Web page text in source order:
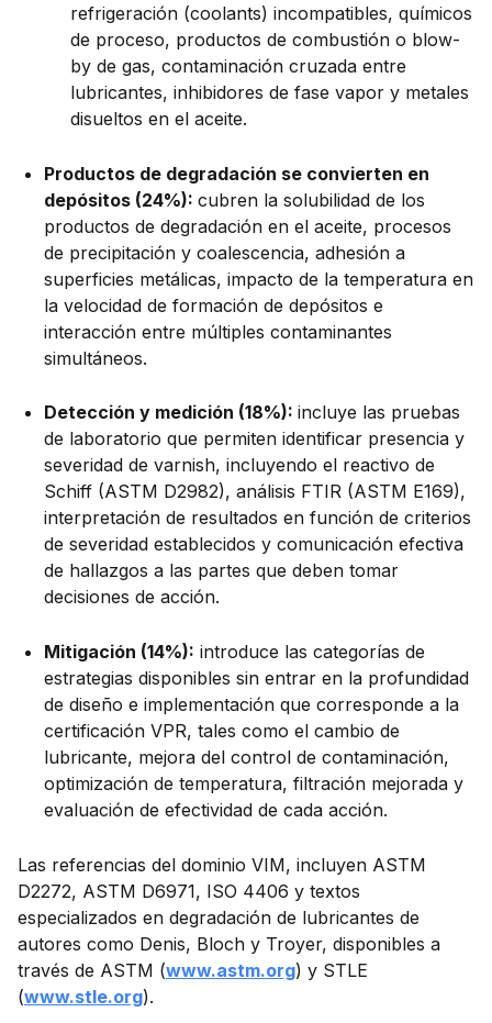
refrigeración (coolants) incompatibles, químicos
de proceso, productos de combustión o blow-
by de gas, contaminación cruzada entre
lubricantes, inhibidores de fase vapor y metales
disueltos en el aceite.
Productos de degradación se convierten en
depósitos (24%): cubren la solubilidad de los
productos de degradación en el aceite, procesos
de precipitación y coalescencia, adhesión a
superficies metálicas, impacto de la temperatura en
la velocidad de formación de depósitos e
interacción entre múltiples contaminantes
simultáneos.
Detección y medición (18%): incluye las pruebas
de laboratorio que permiten identificar presencia y
severidad de varnish, incluyendo el reactivo de
Schiff (ASTM D2982), análisis FTIR (ASTM E169),
interpretación de resultados en función de criterios
de severidad establecidos y comunicación efectiva
de hallazgos a las partes que deben tomar
decisiones de acción.
Mitigación (14%): introduce las categorías de
estrategias disponibles sin entrar en la profundidad
de diseño e implementación que corresponde a la
certificación VPR, tales como el cambio de
lubricante, mejora del control de contaminación,
optimización de temperatura, filtración mejorada y
evaluación de efectividad de cada acción.
Las referencias del dominio VIM, incluyen ASTM
D2272, ASTM D6971, ISO 4406 y textos
especializados en degradación de lubricantes de
autores como Denis, Bloch y Troyer, disponibles a
través de ASTM (www.astm.org) y STLE
(www.stle.org).